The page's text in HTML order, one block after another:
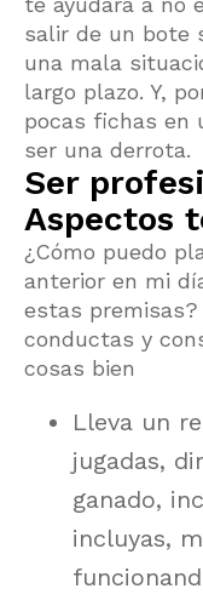
salir de un bote
una mala
largo plazo. Y,
pocas fichas en
ser una derrota.
Ser
Aspectos
¿Cómo puedo
anterior en mi
estas premisas?
conductas y
cosas bien
Lleva un
jugadas,
ganado,
incluyas,